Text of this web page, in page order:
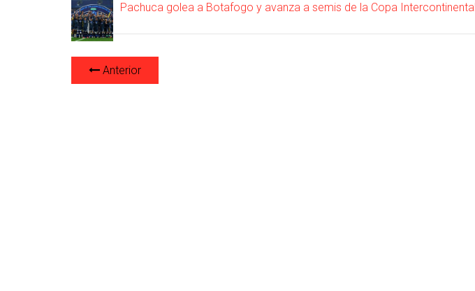
Pachuca golea a Botafogo y avanza a semis de la Copa Intercontinental
Anterior